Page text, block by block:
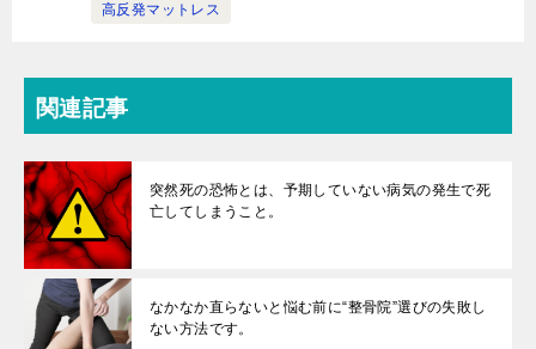
高反発マットレス
関連記事
突然死の恐怖とは、予期していない病気の発生で死
亡してしまうこと。
なかなか直らないと悩む前に“整骨院”選びの失敗し
ない方法です。